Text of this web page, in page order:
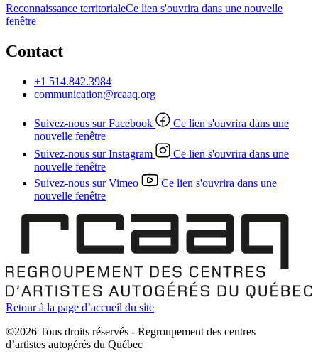
Reconnaissance territorialeCe lien s'ouvrira dans une nouvelle
fenêtre
Contact
+1 514.842.3984
communication@rcaaq.org
Suivez-nous sur Facebook
Ce lien s'ouvrira dans une
nouvelle fenêtre
Suivez-nous sur Instagram
Ce lien s'ouvrira dans une
nouvelle fenêtre
Suivez-nous sur Vimeo
Ce lien s'ouvrira dans une
nouvelle fenêtre
Retour à la page d’accueil du site
©2026 Tous droits réservés - Regroupement des centres
d’artistes autogérés du Québec